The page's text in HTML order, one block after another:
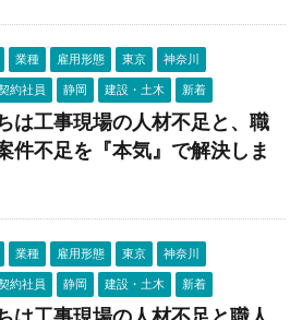
業種 雇用形態 東京 神奈川
約社員 静岡 建設・土木 新着
は工事現場の人材不足と、職
件不足を『本気』で解決しま
業種 雇用形態 東京 神奈川
約社員 静岡 建設・土木 新着